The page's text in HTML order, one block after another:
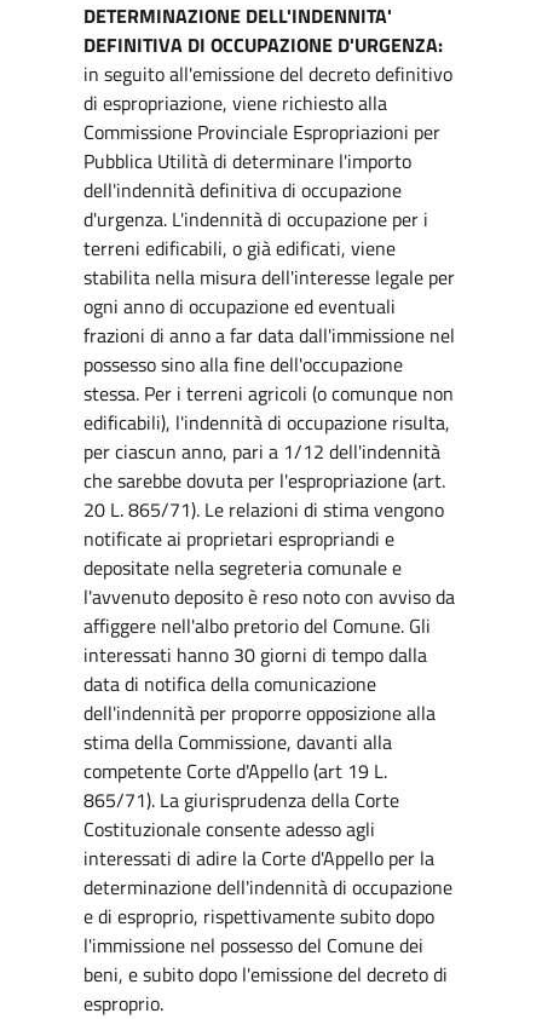
DETERMINAZIONE DELL'INDENNITA'
DEFINITIVA DI OCCUPAZIONE D'URGENZA:
in seguito all'emissione del decreto definitivo
di espropriazione, viene richiesto alla
Commissione Provinciale Espropriazioni per
Pubblica Utilità di determinare l'importo
dell'indennità definitiva di occupazione
d'urgenza. L'indennità di occupazione per i
terreni edificabili, o già edificati, viene
stabilita nella misura dell'interesse legale per
ogni anno di occupazione ed eventuali
frazioni di anno a far data dall'immissione nel
possesso sino alla fine dell'occupazione
stessa. Per i terreni agricoli (o comunque non
edificabili), l'indennità di occupazione risulta,
per ciascun anno, pari a 1/12 dell'indennità
che sarebbe dovuta per l'espropriazione (art.
20 L. 865/71). Le relazioni di stima vengono
notificate ai proprietari espropriandi e
depositate nella segreteria comunale e
l'avvenuto deposito è reso noto con avviso da
affiggere nell'albo pretorio del Comune. Gli
interessati hanno 30 giorni di tempo dalla
data di notifica della comunicazione
dell'indennità per proporre opposizione alla
stima della Commissione, davanti alla
competente Corte d'Appello (art 19 L.
865/71). La giurisprudenza della Corte
Costituzionale consente adesso agli
interessati di adire la Corte d'Appello per la
determinazione dell'indennità di occupazione
e di esproprio, rispettivamente subito dopo
l'immissione nel possesso del Comune dei
beni, e subito dopo l'emissione del decreto di
esproprio.